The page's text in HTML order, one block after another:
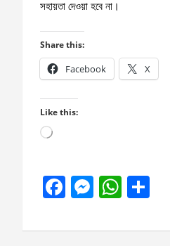
সহায়তা দেওয়া হবে না।
Share this:
Facebook X
Like this:
Loading…
F
ce
M
se
W
at ar